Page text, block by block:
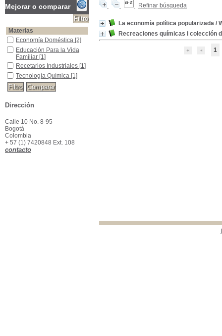
Refinar búsqueda
La economía política popularizada /
Recreaciones químicas i colección
1
Mejorar o comparar
Materias
Economía Doméstica
Economía Doméstica [2]
Educación Para la Vida Familiar
Educación Para la Vida
Familiar [1]
Recetarios Industriales
Recetarios Industriales [1]
Tecnología Química
Tecnología Química [1]
Dirección
Calle 10 No. 8-95
Bogotá
Colombia
+ 57 (1) 7420848 Ext. 108
contacto